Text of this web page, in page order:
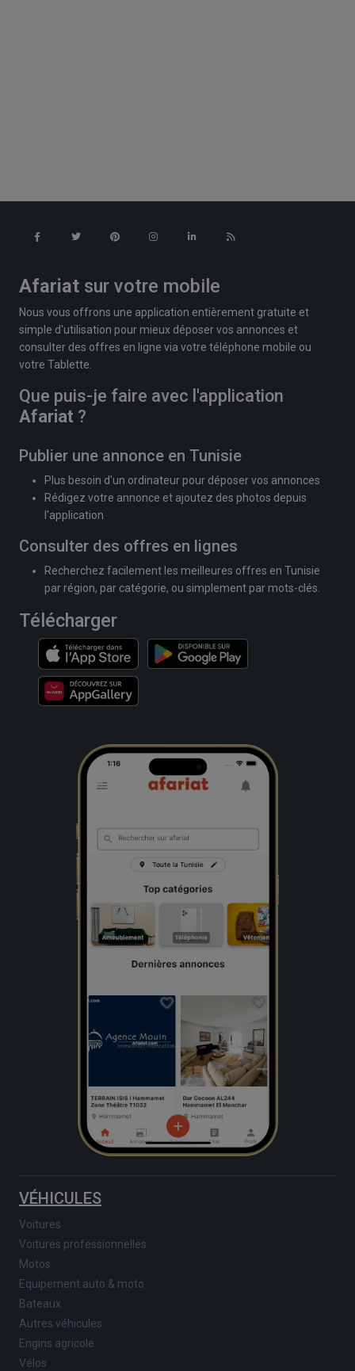
Afariat sur votre mobile
Nous vous offrons une application entièrement gratuite et
simple d'utilisation pour mieux déposer vos annonces et
consulter des offres en ligne via votre téléphone mobile ou
votre Tablette.
Que puis-je faire avec l'application
Afariat ?
Publier une annonce en Tunisie
Plus besoin d'un ordinateur pour déposer vos annonces
Rédigez votre annonce et ajoutez des photos depuis
l'application
Consulter des offres en lignes
Recherchez facilement les meilleures offres en Tunisie
par région, par catégorie, ou simplement par mots-clés.
Télécharger
VÉHICULES
Voitures
Voitures professionnelles
Motos
Equipement auto & moto
Bateaux
Autres véhicules
Engins agricole
Vélos